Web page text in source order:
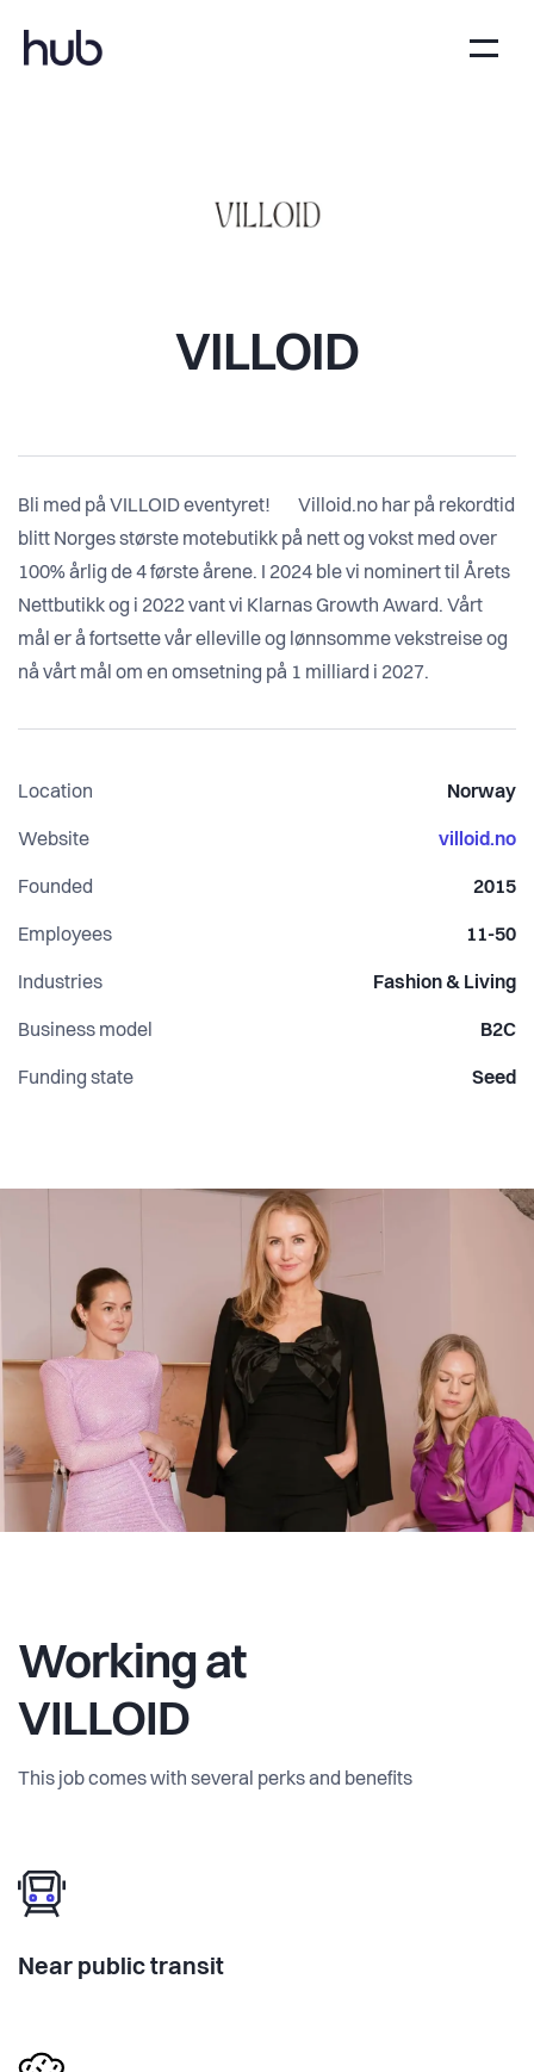
VILLOID
Bli med på VILLOID eventyret! Villoid.no har på rekordtid
blitt Norges største motebutikk på nett og vokst med over
100% årlig de 4 første årene. I 2024 ble vi nominert til Årets
Nettbutikk og i 2022 vant vi Klarnas Growth Award. Vårt
mål er å fortsette vår elleville og lønnsomme vekstreise og
nå vårt mål om en omsetning på 1 milliard i 2027.
Location Norway
Website villoid.no
Founded 2015
Employees 11-50
Industries Fashion & Living
Business model B2C
Funding state Seed
Working at
VILLOID
This job comes with several perks and benefits
Near public transit